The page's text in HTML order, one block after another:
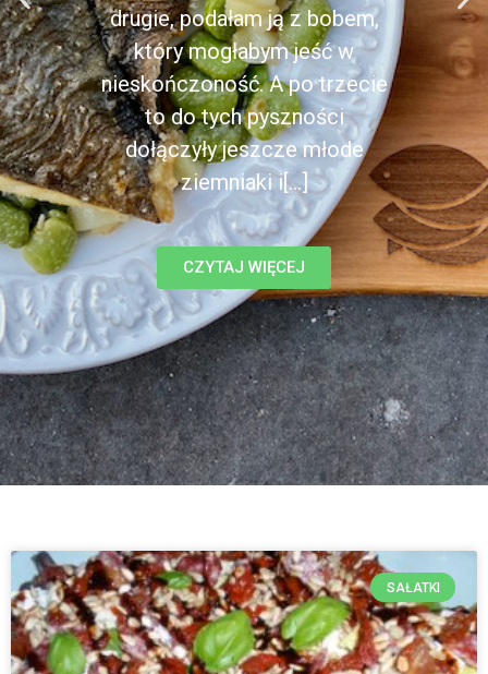
drugie, podałam ją z bobem,
który mogłabym jeść w
nieskończoność. A po trzecie
to do tych pyszności
dołączyły jeszcze młode
ziemniaki i[...]
CZYTAJ WIĘCEJ
SAŁATKI